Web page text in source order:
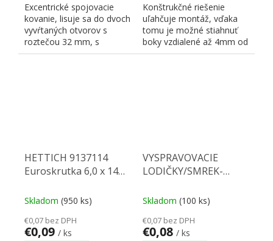
Excentrické spojovacie
kovanie, lisuje sa do dvoch
vyvŕtaných otvorov s
roztečou 32 mm, s
priemerom 20 a 10 mm,...
Konštrukčné riešenie
uľahčuje montáž, vďaka
tomu je možné stiahnuť
boky vzdialené až 4mm od
čelnej hrany dielca....
HETTICH 9137114
Euroskrutka 6,0 x 14
Skladom (950 ks)
€0,07 bez DPH
€0,09 / ks
VYSPRAVOVACIE
LODIČKY/SMREK-
Skladom (100 ks)
€0,07 bez DPH
€0,08 / ks